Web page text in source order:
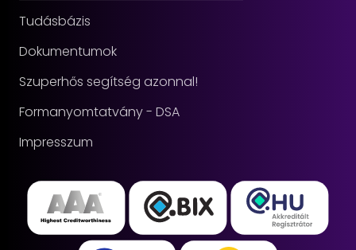
Tudásbázis
Dokumentumok
Szuperhős segítség azonnal!
Formanyomtatvány - DSA
Impresszum